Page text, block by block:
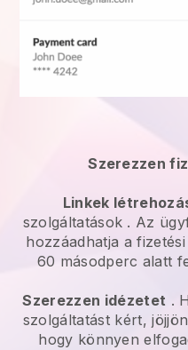
Szerezzen
Linkek
szolgáltatások . Az
hozzáadhatja a
60 másodperc alatt
Szerezzen idézetet .
szolgáltatást kért,
hogy könnyen